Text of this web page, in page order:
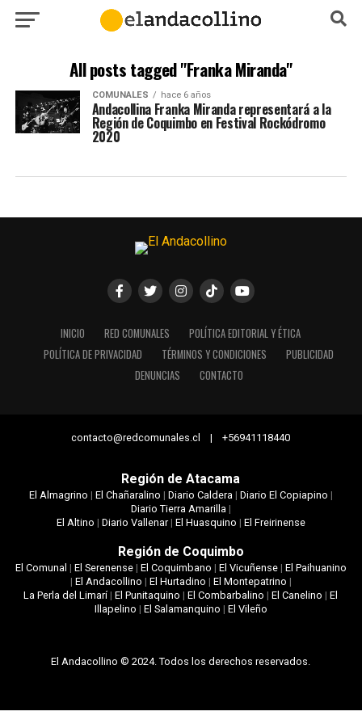
All posts tagged "Franka Miranda"
COMUNALES hace 6 años
Andacollina Franka Miranda representará a la
Región de Coquimbo en Festival Rockódromo
2020
INICIO RED COMUNALES
POLÍTICA EDITORIAL Y ÉTICA
POLÍTICA DE PRIVACIDAD
TÉRMINOS Y CONDICIONES
PUBLICIDAD
DENUNCIAS
CONTACTO
contacto@redcomunales.cl | +56941118440
Región de Atacama
El Almagrino | El Chañaralino | Diario Caldera| Diario El Copiapino |
Diario Tierra Amarilla|
El Altino | Diario Vallenar| El Huasquino | El Freirinense
Región de Coquimbo
El Comunal | El Serenense| El Coquimbano | El Vicuñense| El Paihuanino
| El Andacollino | El Hurtadino | El Montepatrino |
La Perla del Limarí|El Punitaquino |El Combarbalino |El Canelino |El
Illapelino | El Salamanquino | El Vileño
El Andacollino © 2024. Todos los derechos reservados.